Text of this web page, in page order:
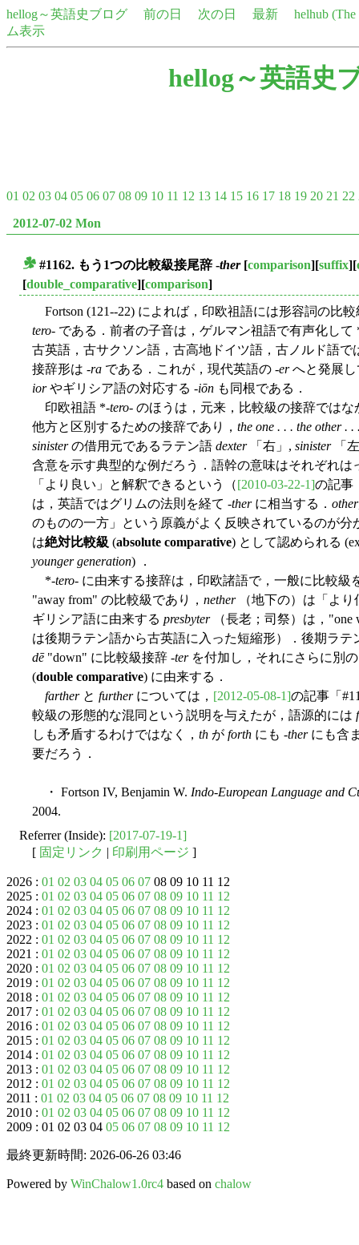
hellog～英語史ブログ 前の日 次の日 最新
helhub
ム表示
hellog～英語史
01 02 03 04 05 06 07 08 09 10 11 12 13 14 15 16 17 18 19 20 21 22
2012-07-02 Mon
#1162. もう1つの比較級接尾辞 -ther[comparison][suffix][
[double_comparative][comparison]
Fortson (121--22) によれば，印欧祖語には形容詞の比
tero- である．前者の子音は，ゲルマン祖語で有声化して
古英語，古サクソン語，古高地ドイツ語，古ノルド語で
接辞形は -ra である．これが，現代英語の -erへと発展し
iorやギリシア語の対応する -iōn も同根である．
印欧祖語 *-tero- のほうは，元来，比較級の接辞では
他方と区別するための接辞であり， the one . . . the other . .
sinisterの借用元であるラテン語 dexter「右」, sinister「
含意を示す典型的な例だろう．語幹の意味はそれぞれは
「より良い」と解釈できるという（[2010-03-22-1]の記事
は，英語ではグリムの法則を経て -therに相当する． other
のものの一方」という原義がよく反映されているのが
は絶対比較級 (absolute comparative) として認められる
younger generation) ．
*-tero- に由来する接辞は，印欧諸語で，一般に比較
"away from" の比較級であり， nether（地下の）は「より
ギリシア語に由来する presbyter（長老；司祭）は，"one
は後期ラテン語から古英語に入った短縮形）．後期ラテ
dē"down" に比較級接辞 -terを付加し，それにさらに別
(double comparative) に由来する．
fartherと furtherについては， [2012-05-08-1]の記事「
較級の形態的な混同という説明を与えたが，語源的には
しも矛盾するわけではなく， th が forth にも -therにも含
要だろう．
・ Fortson IV, Benjamin W. Indo-European Language and
2004.
Referrer (Inside): [2017-07-19-1]
[ 固定リンク | 印刷用ページ ]
2026 : 01 02 03 04 05 06 07 08 09 10 11 12
2025 : 01 02 03 04 05 06 07 08 09 10 11 12
2024 : 01 02 03 04 05 06 07 08 09 10 11 12
2023 : 01 02 03 04 05 06 07 08 09 10 11 12
2022 : 01 02 03 04 05 06 07 08 09 10 11 12
2021 : 01 02 03 04 05 06 07 08 09 10 11 12
2020 : 01 02 03 04 05 06 07 08 09 10 11 12
2019 : 01 02 03 04 05 06 07 08 09 10 11 12
2018 : 01 02 03 04 05 06 07 08 09 10 11 12
2017 : 01 02 03 04 05 06 07 08 09 10 11 12
2016 : 01 02 03 04 05 06 07 08 09 10 11 12
2015 : 01 02 03 04 05 06 07 08 09 10 11 12
2014 : 01 02 03 04 05 06 07 08 09 10 11 12
2013 : 01 02 03 04 05 06 07 08 09 10 11 12
2012 : 01 02 03 04 05 06 07 08 09 10 11 12
2011 : 01 02 03 04 05 06 07 08 09 10 11 12
2010 : 01 02 03 04 05 06 07 08 09 10 11 12
2009 : 01 02 03 04 05 06 07 08 09 10 11 12
最終更新時間: 2026-06-26 03:46
Powered by WinChalow1.0rc4 based on chalow